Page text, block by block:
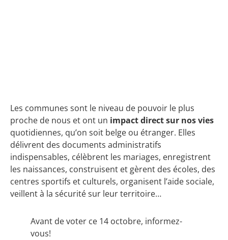
Les communes sont le niveau de pouvoir le plus
proche de nous et ont un impact direct sur nos vies
quotidiennes, qu’on soit belge ou étranger. Elles
délivrent des documents administratifs
indispensables, célèbrent les mariages, enregistrent
les naissances, construisent et gèrent des écoles, des
centres sportifs et culturels, organisent l’aide sociale,
veillent à la sécurité sur leur territoire…
Avant de voter ce 14 octobre, informez-
vous!